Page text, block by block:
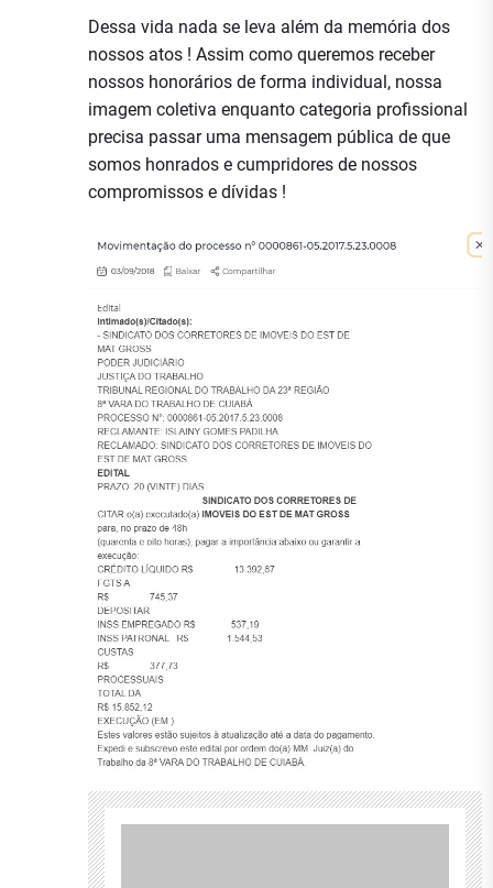
Dessa vida nada se leva além da memória dos
nossos atos ! Assim como queremos receber
nossos honorários de forma individual, nossa
imagem coletiva enquanto categoria profissional
precisa passar uma mensagem pública de que
somos honrados e cumpridores de nossos
compromissos e dívidas !